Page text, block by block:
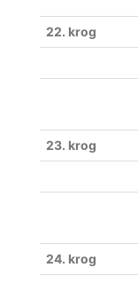
22. krog
23. krog
24. krog